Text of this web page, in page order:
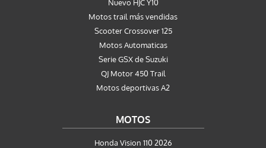
Nuevo HJC Y10
Motos trail más vendidas
Scooter Crossover 125
Motos Automaticas
Serie GSX de Suzuki
QJ Motor 450 Trail
Motos deportivas A2
MOTOS
Honda Vision 110 2026